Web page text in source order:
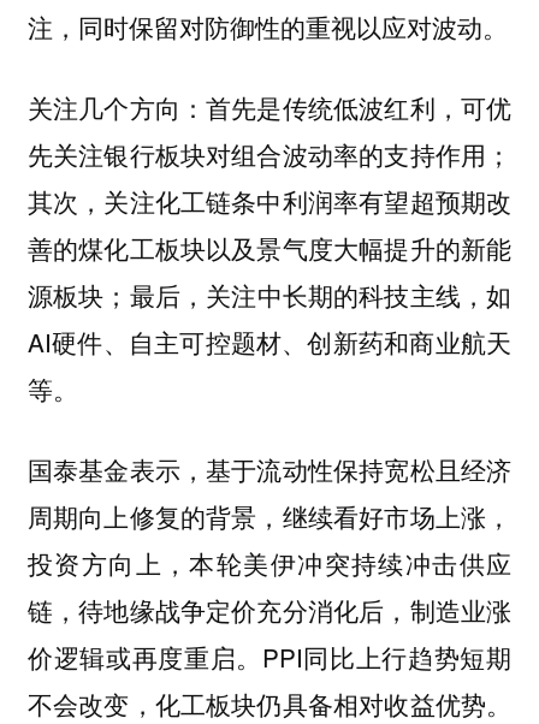
注，同时保留对防御性的重视以应对波动。
关注几个方向：首先是传统低波红利，可优
先关注银行板块对组合波动率的支持作用；
其次，关注化工链条中利润率有望超预期改
善的煤化工板块以及景气度大幅提升的新能
源板块；最后，关注中长期的科技主线，如
AI硬件、自主可控题材、创新药和商业航天
等。
国泰基金表示，基于流动性保持宽松且经济
周期向上修复的背景，继续看好市场上涨，
投资方向上，本轮美伊冲突持续冲击供应
链，待地缘战争定价充分消化后，制造业涨
价逻辑或再度重启。PPI同比上行趋势短期
不会改变，化工板块仍具备相对收益优势。